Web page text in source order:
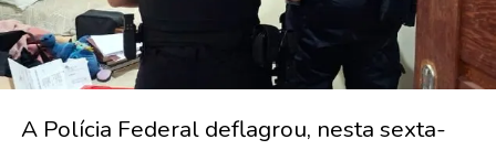
A Polícia Federal deflagrou, nesta sexta-